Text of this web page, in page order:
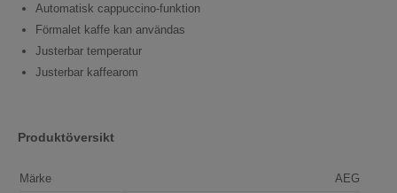
Automatisk cappuccino-funktion
Förmalet kaffe kan användas
Justerbar temperatur
Justerbar kaffearom
Produktöversikt
Märke AEG